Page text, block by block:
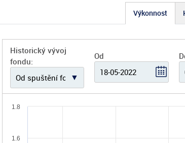
Výkonnost
Historický vývoj
fondu:
Od
1.6
1.8